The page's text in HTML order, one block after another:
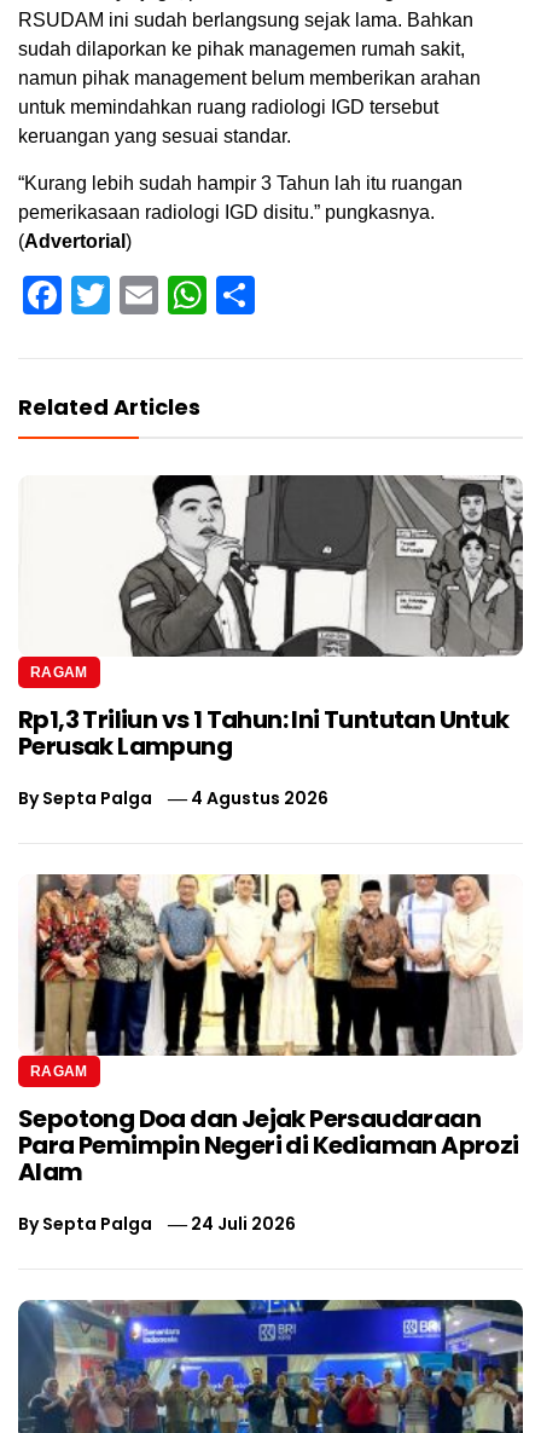
RSUDAM ini sudah berlangsung sejak lama. Bahkan
sudah dilaporkan ke pihak managemen rumah sakit,
namun pihak management belum memberikan arahan
untuk memindahkan ruang radiologi IGD tersebut
keruangan yang sesuai standar.
“Kurang lebih sudah hampir 3 Tahun lah itu ruangan
pemerikasaan radiologi IGD disitu.” pungkasnya.
(Advertorial )
Facebook
Twitter
EmailWhatsApp
Related Articles
RAGAM
Rp1,3 Triliun vs 1 Tahun: Ini Tuntutan Untuk
Perusak Lampung
BySepta Palga 4 Agustus 2026
RAGAM
Sepotong Doa dan Jejak Persaudaraan
Para Pemimpin Negeri di Kediaman Aprozi
Alam
BySepta Palga 24 Juli 2026